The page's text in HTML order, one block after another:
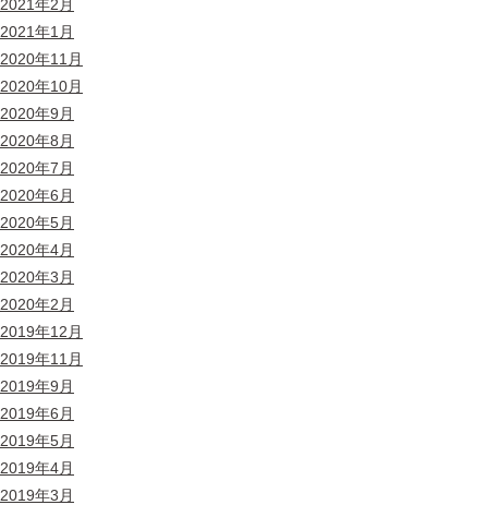
2021年2月
2021年1月
2020年11月
2020年10月
2020年9月
2020年8月
2020年7月
2020年6月
2020年5月
2020年4月
2020年3月
2020年2月
2019年12月
2019年11月
2019年9月
2019年6月
2019年5月
2019年4月
2019年3月